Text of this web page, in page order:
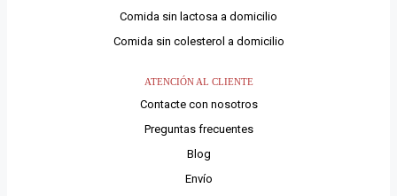
Comida sin lactosa a domicilio
Comida sin colesterol a domicilio
ATENCIÓN AL CLIENTE
Contacte con nosotros
Preguntas frecuentes
Blog
Envío